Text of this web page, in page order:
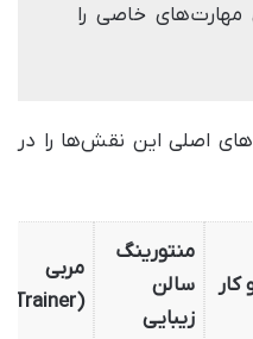
مهارت‌های خاصی را
اصلی این نقش‌ها را در
منتورینگ
سالن
زیبایی
مربی
(Trainer)